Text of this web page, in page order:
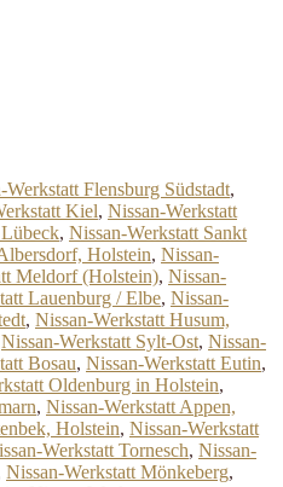
Werkstatt Flensburg Südstadt,
Kiel, Nissan-Werkstatt
, Nissan-Werkstatt Sankt
Holstein, Nissan-
Meldorf (Holstein), Nissan-
Lauenburg / Elbe, Nissan-
, Nissan-Werkstatt Husum,
Nissan-Werkstatt Sylt-Ost, Nissan-
Bosau, Nissan-Werkstatt Eutin,
Oldenburg in Holstein,
, Nissan-Werkstatt Appen,
Holstein, Nissan-Werkstatt
Werkstatt Tornesch, Nissan-
Nissan-Werkstatt Mönkeberg,